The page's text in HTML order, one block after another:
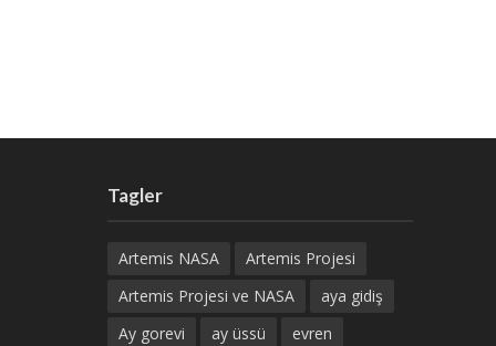
Tagler
Artemis NASA
Artemis Projesi
Artemis Projesi ve NASA
aya gidiş
Ay gorevi
ay üssü
evren